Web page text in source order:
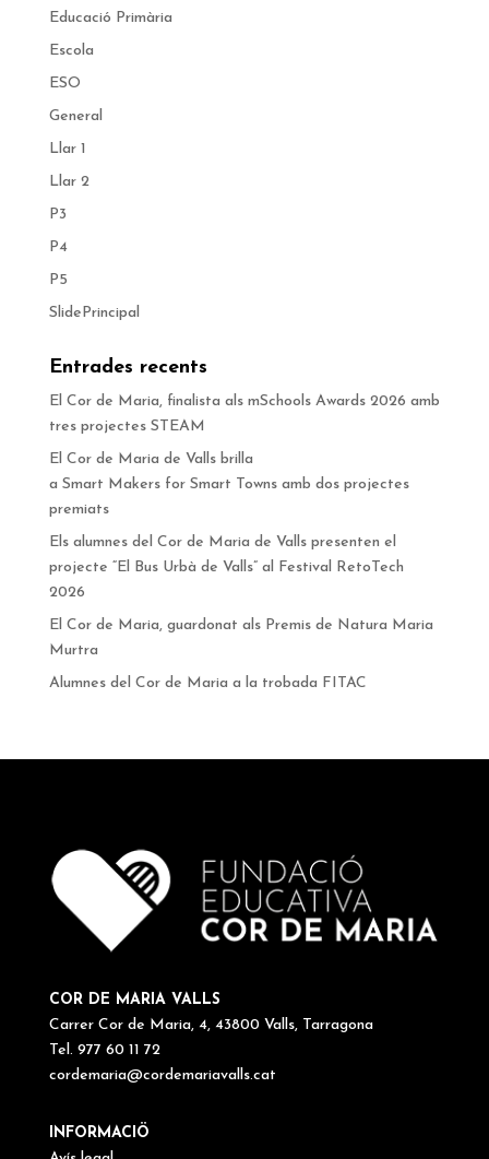
Educació Primària
Escola
ESO
General
Llar 1
Llar 2
P3
P4
P5
SlidePrincipal
Entrades recents
El Cor de Maria, finalista als mSchools Awards 2026 amb
tres projectes STEAM
El Cor de Maria de Valls brilla
a Smart Makers for Smart Towns amb dos projectes
premiats
Els alumnes del Cor de Maria de Valls presenten el
projecte “El Bus Urbà de Valls” al Festival RetoTech
2026
El Cor de Maria, guardonat als Premis de Natura Maria
Murtra
Alumnes del Cor de Maria a la trobada FITAC
COR DE MARIA VALLS
Carrer Cor de Maria, 4, 43800 Valls, Tarragona
Tel. 977 60 11 72
cordemaria@cordemariavalls.cat
INFORMACIÖ